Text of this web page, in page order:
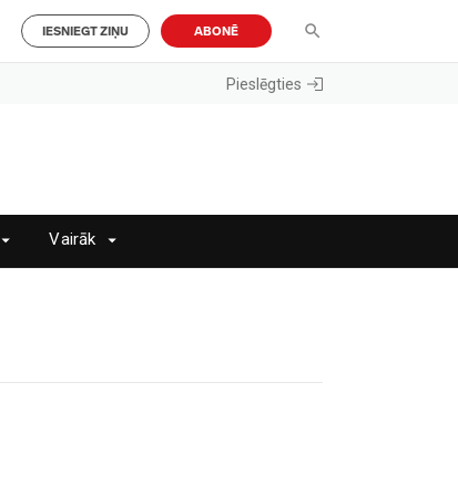
IESNIEGT ZIŅU ABONĒ
Pieslēgties
Vairāk